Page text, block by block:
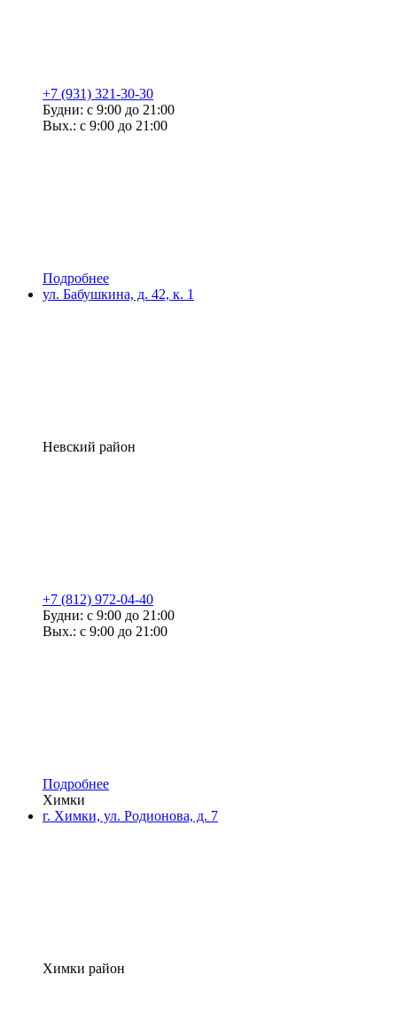
+7 (931) 321-30-30
Будни: с 9:00 до 21:00
Вых.: с 9:00 до 21:00
Подробнее
ул. Бабушкина, д. 42, к. 1
Невский район
+7 (812) 972-04-40
Будни: с 9:00 до 21:00
Вых.: с 9:00 до 21:00
Подробнее
Химки
г. Химки, ул. Родионова, д. 7
Химки район